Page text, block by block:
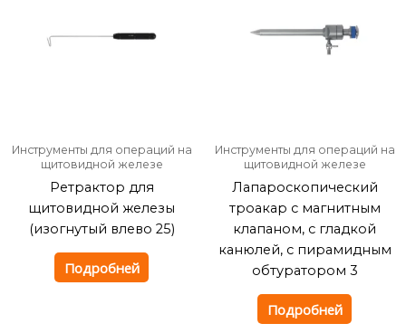
Инструменты для операций на
щитовидной железе
Ретрактор для
щитовидной железы
(изогнутый влево 25)
Подробней
Инструменты для операций на
щитовидной железе
Лапароскопический
троакар с магнитным
клапаном, с гладкой
канюлей, с пирамидным
обтуратором 3
Подробней